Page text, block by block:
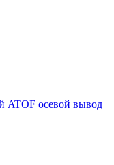
ATOF осевой вывод